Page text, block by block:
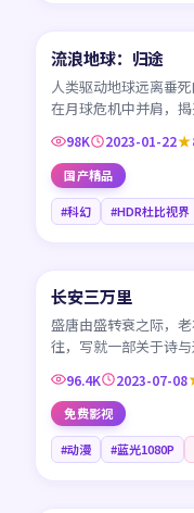
CN
流浪地球：归途
人类驱动地球远离垂
在月球危机中并肩，
98K 2023-01-22
国产精品
#科幻 #HDR杜比视界
CN
长安三万里
盛唐由盛转衰之际，
往，写就一部关于诗
96.4K 2023-07-08
免费影视
#动漫 #蓝光1080P